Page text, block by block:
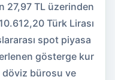
27,97 TL üzerinden
Türk Lirası
spot piyasa
gösterge kur
döviz bürosu ve